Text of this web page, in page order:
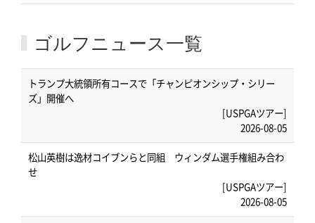
ゴルフニュース一覧
トランプ大統領所有コースで「チャンピオンシップ・シリー
ズ」開催へ
[USPGAツアー]
2026-08-05
松山英樹は逸材コイブンらと同組 ウィンダム選手権組み合わ
せ
[USPGAツアー]
2026-08-05